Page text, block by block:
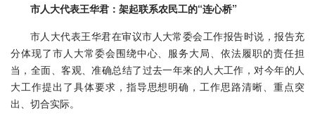
市人大代表王华君：架起联系农民工的“连心桥”
市人大代表王华君在审议市人大常委会工作报告时说，报告充
分体现了市人大常委会围绕中心、服务大局、依法履职的责任担
当，全面、客观、准确总结了过去一年来的人大工作，对今年的人
大工作提出了具体要求，指导思想明确，工作思路清晰、重点突
出、切合实际。